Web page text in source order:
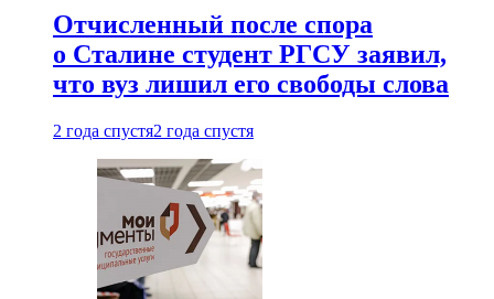
Отчисленный после спора
о Сталине студент РГСУ заявил,
что вуз лишил его свободы слова
2 года спустя2 года спустя